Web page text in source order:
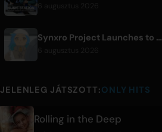
6 augusztus 2026
Synxro Project Launches to Create New IP from Fictional Anime Openings
JELENLEG JÁTSZOTT:ONLY HITS
Rolling in the Deep